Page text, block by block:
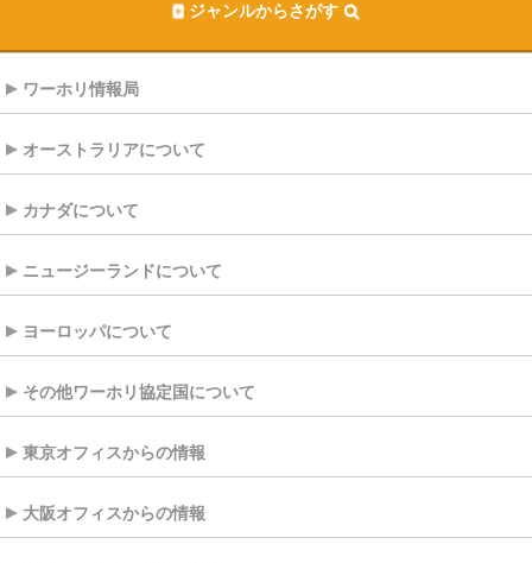
ジャンルからさがす
ワーホリ情報局
オーストラリアについて
カナダについて
ニュージーランドについて
ヨーロッパについて
その他ワーホリ協定国について
東京オフィスからの情報
大阪オフィスからの情報